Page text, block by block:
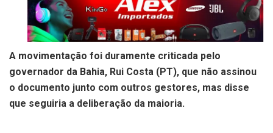
A movimentação foi duramente criticada pelo
governador da Bahia, Rui Costa (PT), que não assinou
o documento junto com outros gestores, mas disse
que seguiria a deliberação da maioria.